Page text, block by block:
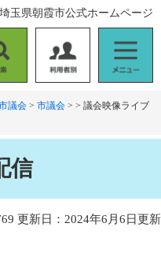
用
者
ニ
ュ
埼玉県朝霞市公式ホームページ
議会 > 市議会 > > 議会映像ライブ
信
更新日：2024年6月6日更新